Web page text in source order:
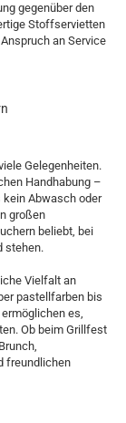
gegenüber den
Stoffservietten
an Service
Gelegenheiten.
Handhabung –
Abwasch oder
großen
beliebt, bei
stehen.
Vielfalt an
pastellfarben bis
es,
Ob beim Grillfest
freundlichen